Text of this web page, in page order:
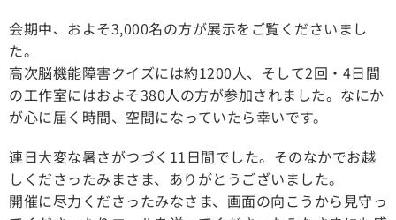
会期中、およそ3,000名の方が展示をご覧くださいまし
た。
高次脳機能障害クイズには約1200人、そして2回・4日間
の工作室にはおよそ380人の方が参加されました。なにか
が心に届く時間、空間になっていたら幸いです。
連日大変な暑さがつづく11日間でした。そのなかでお越
しくださったみまさま、ありがとうございました。
開催に尽力くださったみなさま、画面の向こうから見守っ